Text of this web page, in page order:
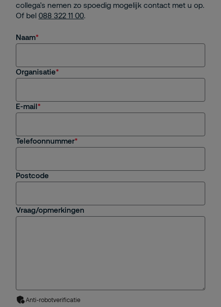
collega’s nemen zo spoedig mogelijk contact met u op.
Of bel 088 322 11 00.
Naam
Organisatie
E-mail
Telefoonnummer
Postcode
Vraag/opmerkingen
Anti-robotverificatie